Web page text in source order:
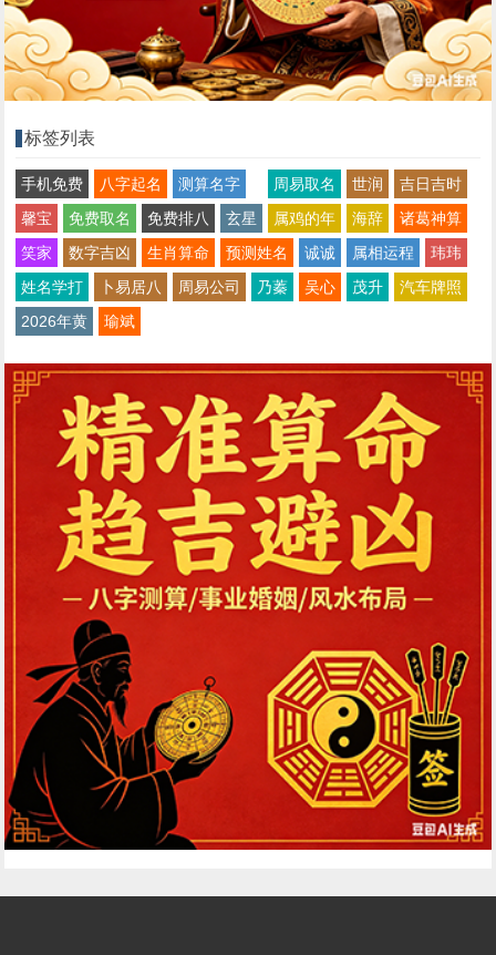
标签列表
手机免费 八字起名 测算名字 周易取名 世润
吉日吉时
馨宝
免费取名 免费排八 玄星 属鸡的年 海辞
诸葛神算
笑家
数字吉凶 生肖算命 预测姓名 诚诚 属相运程
玮玮
姓名学打
卜易居八 周易公司 乃蓁 吴心 茂升
汽车牌照
2026年黄
瑜斌